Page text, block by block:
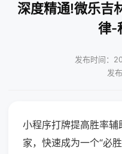
深度精通!微乐吉
律-
发布时间：
发
小程序打牌提高胜率
家，快速成为一个“必